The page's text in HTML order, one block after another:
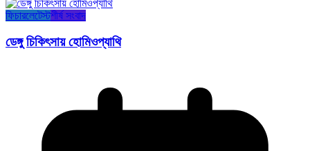
ফিচারলেটেস্টশীর্ষ সংবাদ
ডেঙ্গু চিকিৎসায় হোমিওপ্যাথি